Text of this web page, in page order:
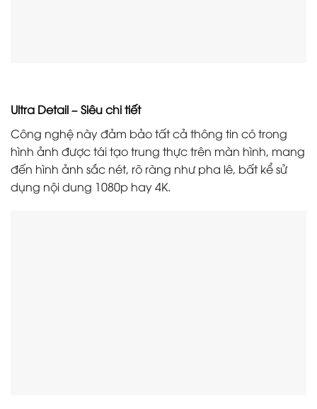
Ultra Detail – Siêu chi tiết
Công nghệ này đảm bảo tất cả thông tin có trong
hình ảnh được tái tạo trung thực trên màn hình, mang
đến hình ảnh sắc nét, rõ ràng như pha lê, bất kể sử
dụng nội dung 1080p hay 4K.